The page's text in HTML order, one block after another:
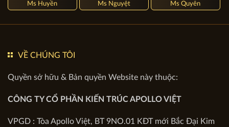
Ms Huyền Ms Nguyệt Ms Quyên
VỀ CHÚNG TÔI
Quyền sở hữu & Bản quyền Website này thuộc:
CÔNG TY CỔ PHẦN KIẾN TRÚC APOLLO VIỆT
VPGD : Tòa Apollo Việt, BT 9NO.01 KĐT mới Bắc Đại Kim